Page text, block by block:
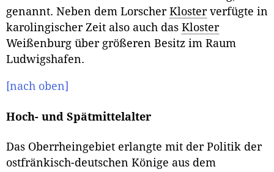
genannt. Neben dem Lorscher Klosterverfügte in
karolingischer Zeit also auch das Kloster
Weißenburg über größeren Besitz im Raum
Ludwigshafen.
[nach oben]
Hoch- und Spätmittelalter
Das Oberrheingebiet erlangte mit der Politik der
ostfränkisch-deutschen Könige aus dem